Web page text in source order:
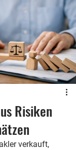
Risiken
verkauft,